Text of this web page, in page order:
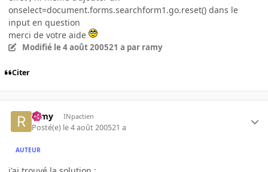
onselect=document.forms.searchform1.go.reset() dans le
input en question
merci de votre aide
Modifié le 4 août 200521 a par ramy
Citer
ramy INpactien
Posté(e) le 4 août 200521 a
AUTEUR